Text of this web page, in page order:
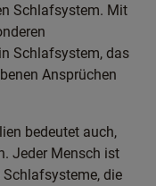
Schlafsystem. Mit
Schlafsystem, das
Ansprüchen
bedeutet auch,
Jeder Mensch ist
die